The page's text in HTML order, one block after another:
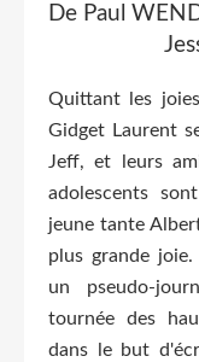
De Paul
Quittant les
Gidget Laurent
Jeff, et leurs
adolescents
jeune tante
plus grande
un pseudo-
tournée des
dans le but